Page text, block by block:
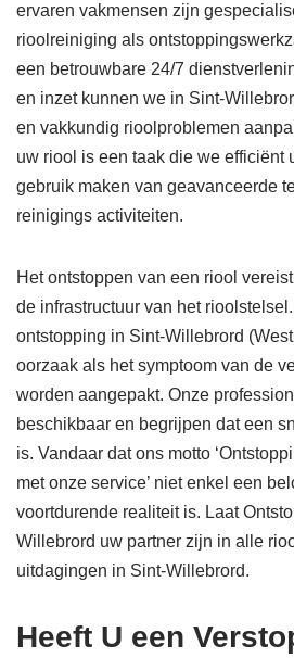
ervaren vakmensen zijn
rioolreiniging als
een betrouwbare 24/7
en inzet kunnen we in Sint-
en vakkundig rioolproblemen
uw riool is een taak die we efficiënt
gebruik maken van geavanceerde
reinigings activiteiten.
Het ontstoppen van een riool
de infrastructuur van het
ontstopping in Sint-Willebrord
oorzaak als het symptoom van de
worden aangepakt. Onze
beschikbaar en begrijpen dat een
is. Vandaar dat ons motto
met onze service’ niet enkel een
voortdurende realiteit is. Laat
Willebrord uw partner zijn in alle
uitdagingen in Sint-Willebrord.
Heeft U een